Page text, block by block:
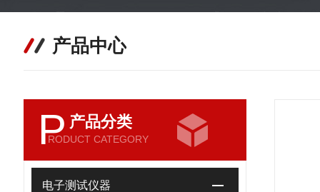
产品中心
P 产品分类
RODUCT CATEGORY
电子测试仪器